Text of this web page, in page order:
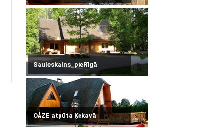
Sauleskalns_pieRīgā
OĀZE atpūta Ķekavā